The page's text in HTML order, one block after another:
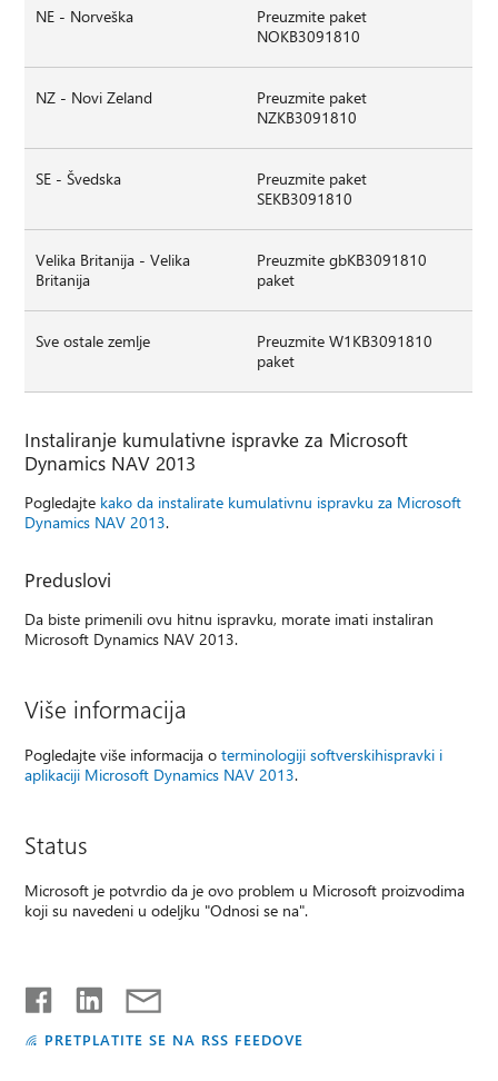
NE - Norveška
Preuzmite paket
NOKB3091810
NZ - Novi Zeland
Preuzmite paket
NZKB3091810
SE - Švedska
Preuzmite paket
SEKB3091810
Velika Britanija - Velika
Britanija
Preuzmite gbKB3091810
paket
Sve ostale zemlje
Preuzmite W1KB3091810
paket
Instaliranje kumulativne ispravke za Microsoft
Dynamics NAV 2013
Pogledajte kako da instalirate kumulativnu ispravku za Microsoft
Dynamics NAV 2013.
Preduslovi
Da biste primenili ovu hitnu ispravku, morate imati instaliran
Microsoft Dynamics NAV 2013.
Više informacija
Pogledajte više informacija oterminologiji softverskihispravki i
aplikaciji Microsoft Dynamics NAV 2013.
Status
Microsoft je potvrdio da je ovo problem u Microsoft proizvodima
koji su navedeni u odeljku "Odnosi se na".
PRETPLATITE SE NA RSS FEEDOVE